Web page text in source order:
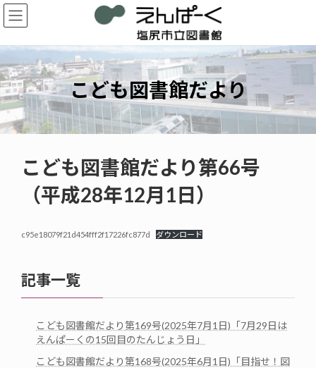
コ
ン
ン
ツ
へ
ス
キ
ッ
プ
ナ
ビ
ー
シ
ョ
ン
に
移
動
こども図書館だより
こども図書館だより第66号
（平成28年12月1日）
c95e18079f21d454fff2f17226fc877d ダウンロード
記事一覧
こども図書館だより第169号(2025年7月1日)「7月29日は
えんぱーくの15回目のたんじょう日」
こども図書館だより第168号(2025年6月1日)「目指せ！図